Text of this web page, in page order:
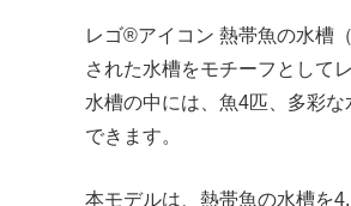
レゴ®アイコン 熱帯魚の水槽
された水槽をモチーフとして
水槽の中には、魚4匹、多彩
できます。
本モデルは、熱帯魚の水槽を